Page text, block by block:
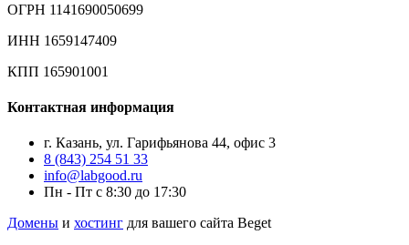
ОГРН 1141690050699
ИНН 1659147409
КПП 165901001
Контактная информация
г. Казань, ул. Гарифьянова 44, офис 3
8 (843) 254 51 33
info@labgood.ru
Пн - Пт с 8:30 до 17:30
Домены и хостинг для вашего сайта Beget